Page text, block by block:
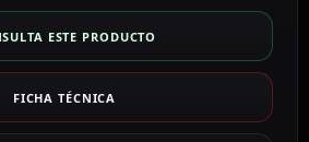
ESTE PRODUCTO
FICHA TÉCNICA